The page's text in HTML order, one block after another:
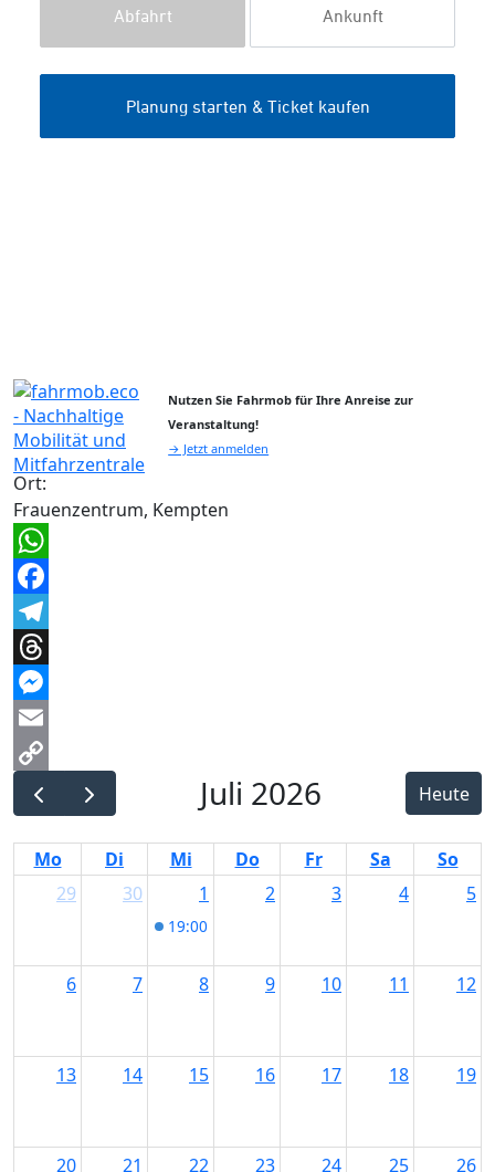
Nutzen Sie Fahrmob für Ihre Anreise zur
Veranstaltung!
→ Jetzt anmelden
Ort:
Frauenzentrum, Kempten
WhatsApp
Facebook
Telegram
Threads
Messenger
Email
Copy
Link
Juli 2026 Heute
Mo Di Mi Do Fr Sa
So
29
30 1
19:00
2 3 4 5
6 7 8 9 10 11 12
13 14 15 16 17 18 19
20 21 22 23 24 25 26